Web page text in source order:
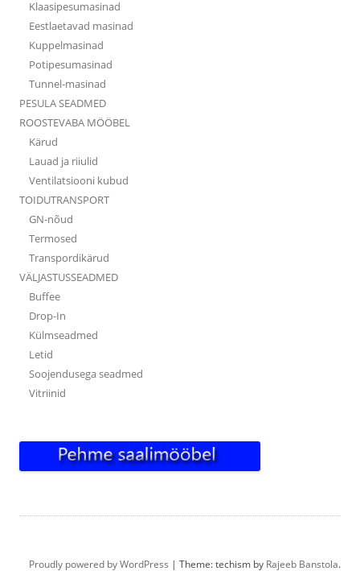
Klaasipesumasinad
Eestlaetavad masinad
Kuppelmasinad
Potipesumasinad
Tunnel-masinad
PESULA SEADMED
ROOSTEVABA MÖÖBEL
Kärud
Lauad ja riiulid
Ventilatsiooni kubud
TOIDUTRANSPORT
GN-nõud
Termosed
Transpordikärud
VÄLJASTUSSEADMED
Buffee
Drop-In
Külmseadmed
Letid
Soojendusega seadmed
Vitriinid
Proudly powered by WordPress | Theme: techism by Rajeeb Banstola.